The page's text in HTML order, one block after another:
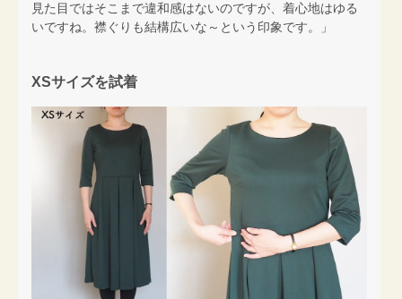
見た目ではそこまで違和感はないのですが、着心地はゆる
いですね。襟ぐりも結構広いな～という印象です。」
XSサイズを試着